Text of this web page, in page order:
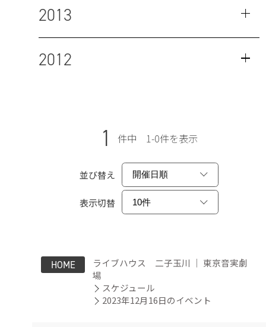
2013
2012
1 件中 1-0件を表示
並び替え
表示切替
HOME
ライブハウス 二子玉川 ｜ 東京音実劇
場
スケジュール
2023年12月16日のイベント